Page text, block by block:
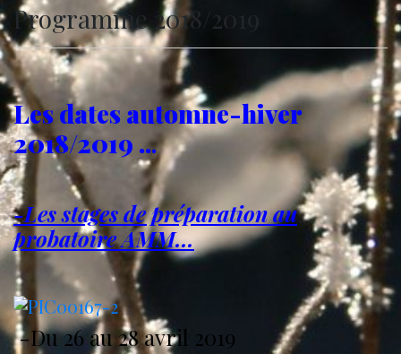
Programme 2018/2019
Les dates automne-hiver
2018/2019 ...
-Les stages de préparation au
probatoire AMM...
-Du 26 au 28 avril 2019